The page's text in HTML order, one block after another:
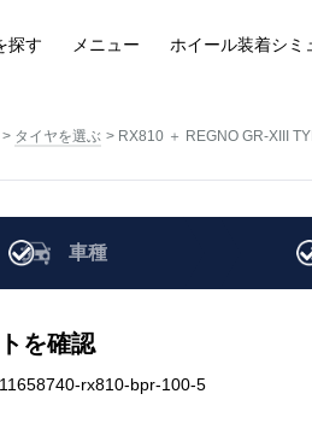
探す メニュー ホイール装着シミ
タイヤを選ぶ RX810 ＋ REGNO GR-XIII
車種
を確認
rx810-bpr-100-5